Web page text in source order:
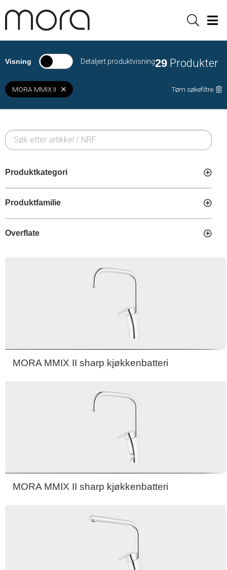
Sök
Visning Detaljert produktvisning29 Produkter
MORA MMIX II Tøm søkefiltre
Produktkategori
Produktfamilie
Overflate
MORA MMIX II sharp kjøkkenbatteri
MORA MMIX II sharp kjøkkenbatteri